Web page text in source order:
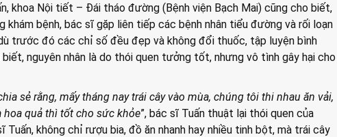
khoa Nội tiết – Đái tháo đường (Bệnh viện Bạch Mai) cũng cho biết,
khám bệnh, bác sĩ gặp liên tiếp các bệnh nhân tiểu đường và rối loạn
trước đó các chỉ số đều đẹp và không đổi thuốc, tập luyện bình
biết, nguyên nhân là do thói quen tưởng tốt, nhưng vô tình gây hại cho
sẻ rằng, mấy tháng nay trái cây vào mùa, chúng tôi thi nhau ăn vải,
hoa quả thì tốt cho sức khỏe”, bác sĩ Tuấn thuật lại thói quen của
Tuấn, không chỉ rượu bia, đồ ăn nhanh hay nhiều tinh bột, mà trái cây